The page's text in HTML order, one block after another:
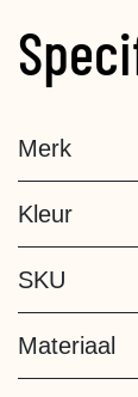
Merk
Kleur
SKU
Materiaal